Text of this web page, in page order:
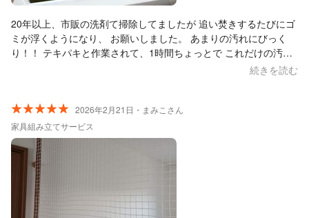
20年以上、市販の洗剤て掃除してましたが 追い焚きするたびにゴ
ミが浮くようになり、 お願いしました。 あまりの汚れにびっく
り！！ テキパキと作業されて、1時間ちょっとで これだけの汚れ
続きを読む
2026年2月21日・まみこさん
家具組み立てサービス